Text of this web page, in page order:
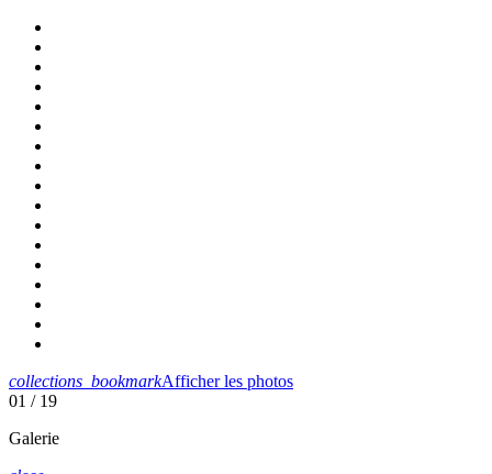
collections_bookmarkAfficher les photos
01 / 19
Galerie